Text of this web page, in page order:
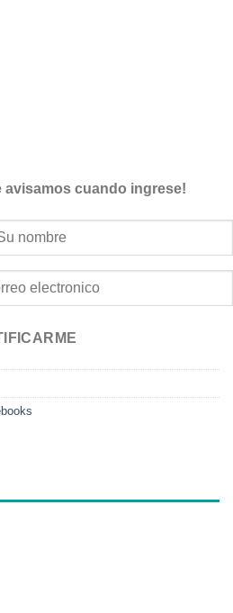
avisamos cuando ingrese!